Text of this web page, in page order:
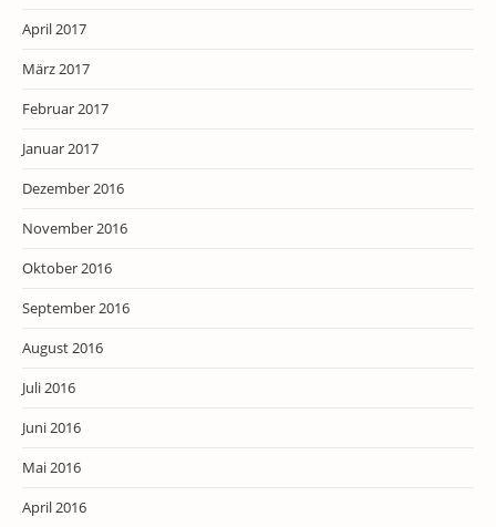
April 2017
März 2017
Februar 2017
Januar 2017
Dezember 2016
November 2016
Oktober 2016
September 2016
August 2016
Juli 2016
Juni 2016
Mai 2016
April 2016